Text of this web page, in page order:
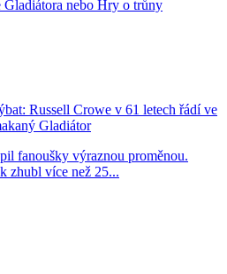
Gladiátora nebo Hry o trůny
Russell Crowe v 61 letech řádí ve
Gladiátor
fanoušky výraznou proměnou.
zhubl více než 25...